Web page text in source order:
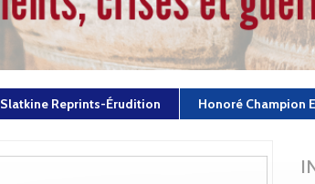
Slatkine Reprints-Érudition Honoré Champion